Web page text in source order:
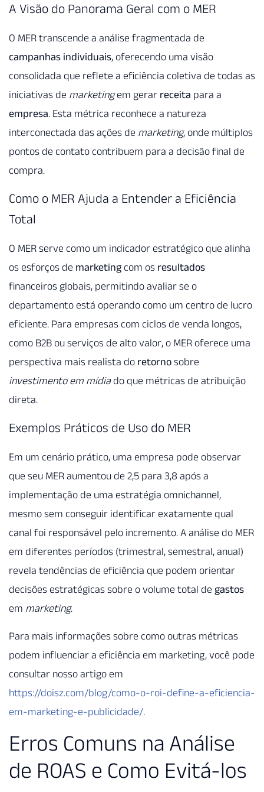
A Visão do Panorama Geral com o MER
O MER transcende a análise fragmentada de
campanhas individuais, oferecendo uma visão
consolidada que reflete a eficiência coletiva de todas as
iniciativas de marketingem gerar receita para a
empresa. Esta métrica reconhece a natureza
interconectada das ações de marketing, onde múltiplos
pontos de contato contribuem para a decisão final de
compra.
Como o MER Ajuda a Entender a Eficiência
Total
O MER serve como um indicador estratégico que alinha
os esforços de marketingcom os resultados
financeiros globais, permitindo avaliar se o
departamento está operando como um centro de lucro
eficiente. Para empresas com ciclos de venda longos,
como B2B ou serviços de alto valor, o MER oferece uma
perspectiva mais realista do retorno sobre
investimento em mídiado que métricas de atribuição
direta.
Exemplos Práticos de Uso do MER
Em um cenário prático, uma empresa pode observar
que seu MER aumentou de 2,5 para 3,8 após a
implementação de uma estratégia omnichannel,
mesmo sem conseguir identificar exatamente qual
canal foi responsável pelo incremento. A análise do MER
em diferentes períodos (trimestral, semestral, anual)
revela tendências de eficiência que podem orientar
decisões estratégicas sobre o volume total de gastos
em marketing.
Para mais informações sobre como outras métricas
podem influenciar a eficiência em marketing, você pode
consultar nosso artigo em
https://doisz.com/blog/como-o-roi-define-a-eficiencia-
em-marketing-e-publicidade/.
Erros Comuns na Análise
de ROAS e Como Evitá-los